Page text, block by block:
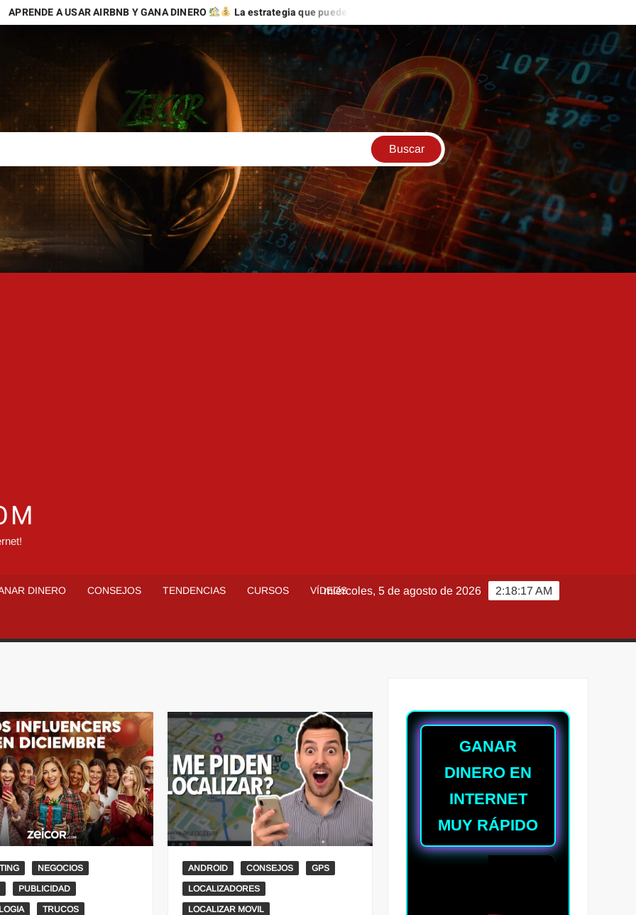
USAR AIRBNB Y GANA DINERO La estrategia que puede abrirte nuevas oportunidades de ingresos
DINERO CONSEJOS TENDENCIAS CURSOS VÍDEOS 2:18:18 AM
miércoles, 5 de agosto de 2026
NEGOCIOS
PUBLICIDAD
TRUCOS
ANDROID CONSEJOS GPS
LOCALIZADORES
LOCALIZAR MOVIL
GANAR
DINERO EN
INTERNET
MUY RÁPIDO